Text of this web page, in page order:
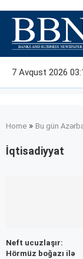
7 Avqust 2026
Home » Bu gün
İqtisadiyyat
Neft ucuzlaşır:
Hörmüz boğazı ilə